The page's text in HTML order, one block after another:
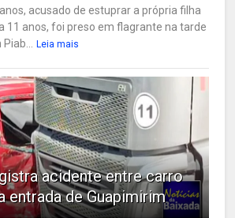
acusado de estuprar a própria filha
11 anos, foi preso em flagrante na tarde
Leia mais
acidente entre carro
entrada de Guapimirim